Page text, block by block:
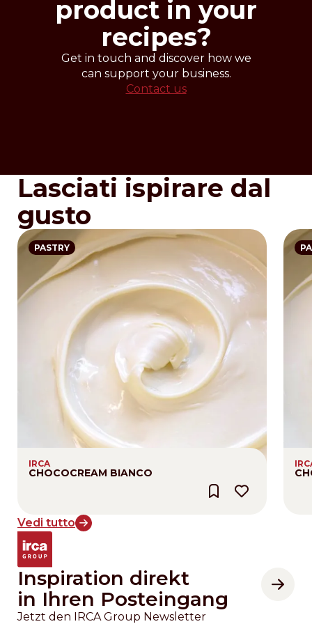
Denomination
Streichfähige Creme. Halbfertiges
Süßwarenprodukt.
Directions for use
Das Produkt ist gebrauchsfertig.
product in your
recipes?
Get in touch and discover how we
can support your business.
Contact us
Lasciati ispirare dal
gusto
PASTRY
IRCA
CHOCOCREAM BIANCO
Vedi tutto
Inspiration direkt
in Ihren Posteingang
Jetzt den IRCA Group Newsletter